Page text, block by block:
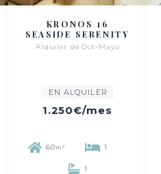
KRONOS 16
SEASIDE SERENITY
Alquiler de Oct-Mayo
EN ALQUILER
1.250€/mes
60 m² 1
1